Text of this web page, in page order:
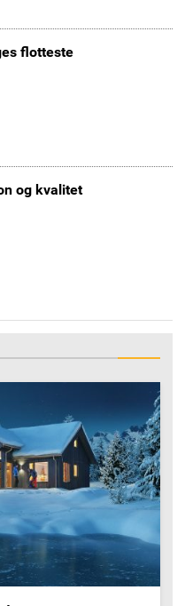
flotteste
og kvalitet